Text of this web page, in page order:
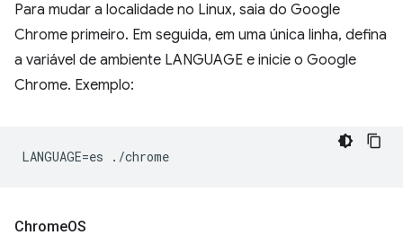
Para mudar a localidade no Linux, saia do Google
Chrome primeiro. Em seguida, em uma única linha, defina
a variável de ambiente LANGUAGE e inicie o Google
Chrome. Exemplo:
ChromeOS